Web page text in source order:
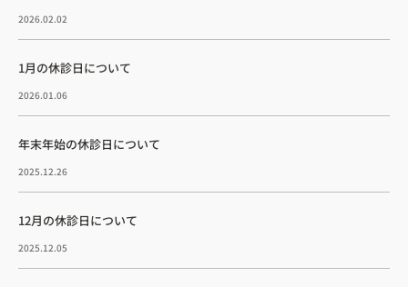
2026.02.02
1月の休診日について
2026.01.06
年末年始の休診日について
2025.12.26
12月の休診日について
2025.12.05